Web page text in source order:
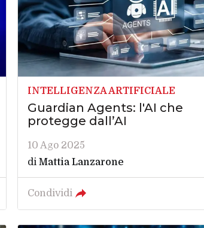
INTELLIGENZA ARTIFICIALE
Guardian Agents: l'AI che
protegge dall’AI
10 Ago 2025
diMattia Lanzarone
Condividi